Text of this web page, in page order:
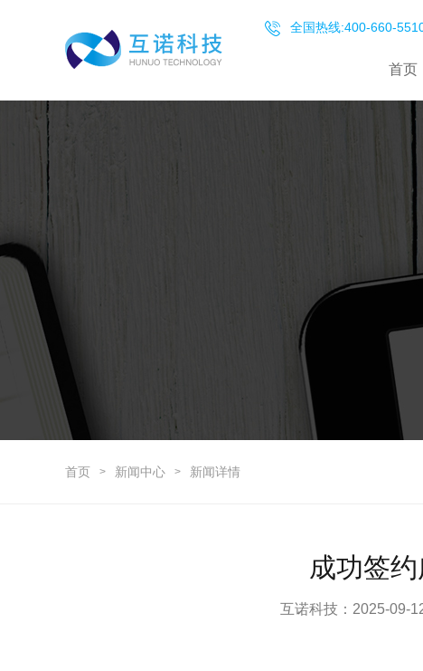
全国热线:400-660-
首页
首页 > 新闻中心 > 新闻详情
成功签
互诺科技：2025-09-